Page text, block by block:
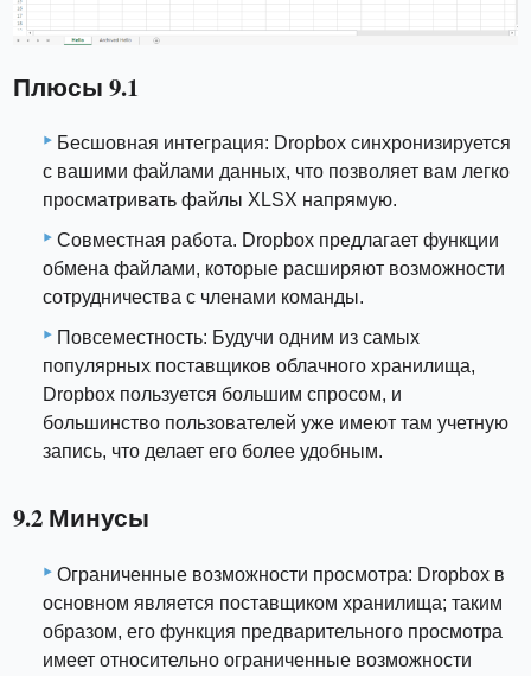
Плюсы 9.1
Бесшовная интеграция: Dropbox синхронизируется
с вашими файлами данных, что позволяет вам легко
просматривать файлы XLSX напрямую.
Совместная работа. Dropbox предлагает функции
обмена файлами, которые расширяют возможности
сотрудничества с членами команды.
Повсеместность: Будучи одним из самых
популярных поставщиков облачного хранилища,
Dropbox пользуется большим спросом, и
большинство пользователей уже имеют там учетную
запись, что делает его более удобным.
9.2 Минусы
Ограниченные возможности просмотра: Dropbox в
основном является поставщиком хранилища; таким
образом, его функция предварительного просмотра
имеет относительно ограниченные возможности